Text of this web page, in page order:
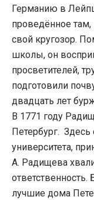
Германию в
проведённое
свой кругозор.
школы, он
просветителей,
подготовили
двадцать лет
В 1771 году
Петербург.
университета,
А. Радищева
лучшие дома